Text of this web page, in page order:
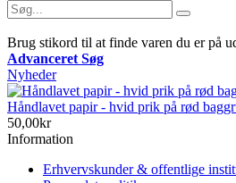
Brug stikord til at finde varen du er på
Advanceret Søg
Nyheder
Håndlavet papir - hvid prik på rød
50,00kr
Information
Erhvervskunder & offentlige